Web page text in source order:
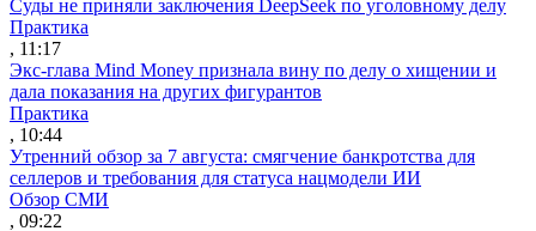
Суды не приняли заключения DeepSeek по уголовному делу
Практика
, 11:17
Экс-глава Mind Money признала вину по делу о хищении и
дала показания на других фигурантов
Практика
, 10:44
Утренний обзор за 7 августа: смягчение банкротства для
селлеров и требования для статуса нацмодели ИИ
Обзор СМИ
, 09:22